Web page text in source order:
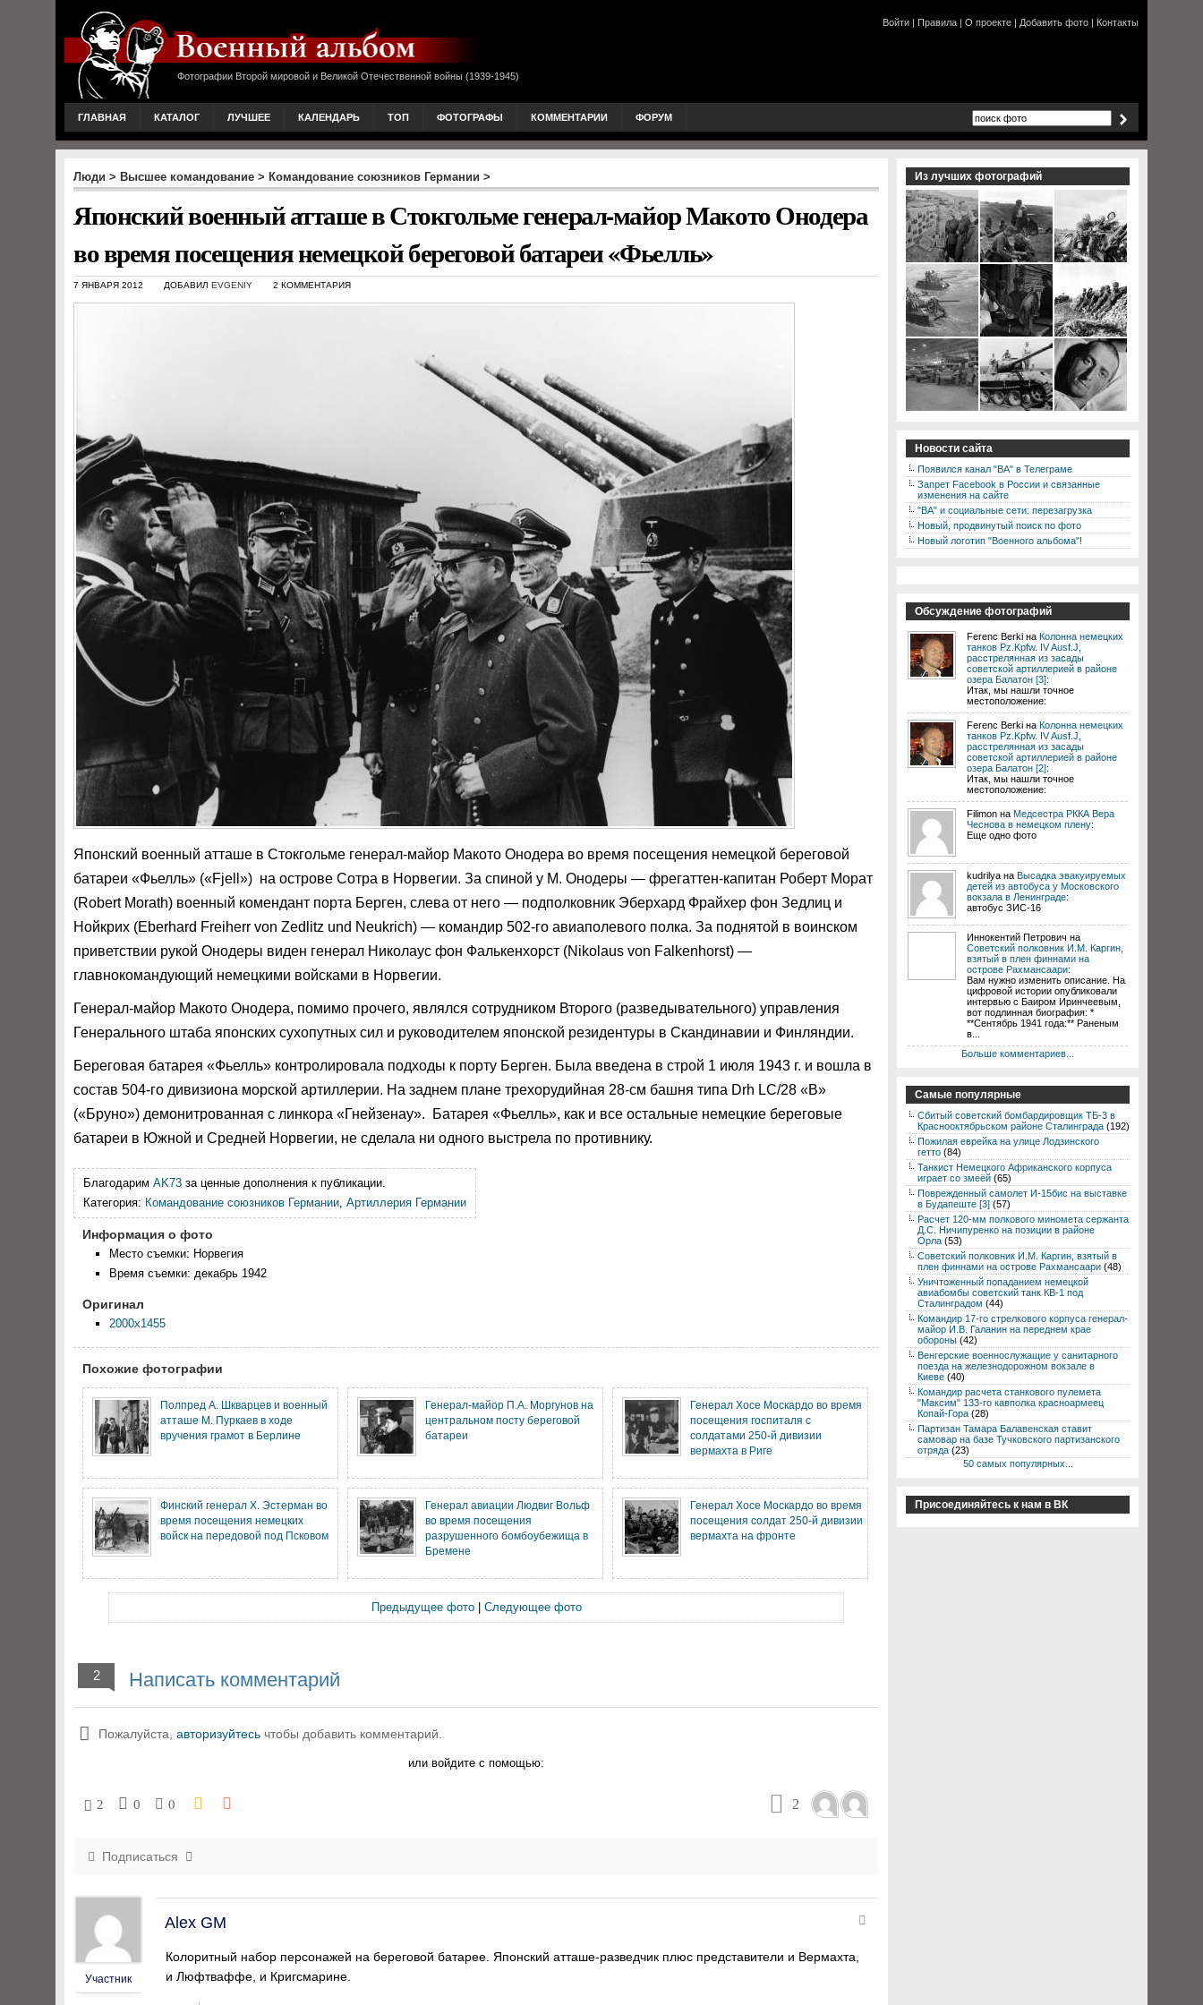
Фотографии Второй мировой и Великой Отечественной войны (1939-1945)
Войти | Правила | О проекте | Добавить фото | Контакты
ГЛАВНАЯ КАТАЛОГ ЛУЧШЕЕ КАЛЕНДАРЬ ТОП ФОТОГРАФЫ КОММЕНТАРИИ ФОРУМ
Люди > Высшее командование > Командование союзников Германии >
Японский военный атташе в Стокгольме генерал-майор Макото Онодера
во время посещения немецкой береговой батареи «Фьелль»
7 ЯНВАРЯ 2012 ДОБАВИЛ EVGENIY 2 КОММЕНТАРИЯ
Японский военный атташе в Стокгольме генерал-майор Макото Онодера во время посещения немецкой береговой
батареи «Фьелль» («Fjell») на острове Сотра в Норвегии. За спиной у М. Онодеры — фрегаттен-капитан Роберт Морат
(Robert Morath) военный комендант порта Берген, слева от него — подполковник Эберхард Фрайхер фон Зедлиц и
Нойкрих (Eberhard Freiherr von Zedlitz und Neukrich) — командир 502-го авиаполевого полка. За поднятой в воинском
приветствии рукой Онодеры виден генерал Николаус фон Фалькенхорст (Nikolaus von Falkenhorst) —
главнокомандующий немецкими войсками в Норвегии.
Генерал-майор Макото Онодера, помимо прочего, являлся сотрудником Второго (разведывательного) управления
Генерального штаба японских сухопутных сил и руководителем японской резидентуры в Скандинавии и Финляндии.
Береговая батарея «Фьелль» контролировала подходы к порту Берген. Была введена в строй 1 июля 1943 г. и вошла в
состав 504‑го дивизиона морской артиллерии. На заднем плане трехорудийная 28‑см башня типа Drh LC/28 «В»
(«Бруно») демонитрованная с линкора «Гнейзенау». Батарея «Фьелль», как и все остальные немецкие береговые
батареи в Южной и Средней Норвегии, не сделала ни одного выстрела по противнику.
Благодарим AK73 за ценные дополнения к публикации.
Категория: Командование союзников Германии, Артиллерия Германии
Информация о фото
Место съемки: Норвегия
Время съемки: декабрь 1942
Оригинал
2000x1455
Похожие фотографии
Полпред А. Шкварцев и военный
атташе М. Пуркаев в ходе
вручения грамот в Берлине
Генерал-майор П.А. Моргунов на
центральном посту береговой
батареи
Генерал Хосе Москардо во время
посещения госпиталя с
солдатами 250-й дивизии
вермахта в Риге
Финский генерал Х. Эстерман во
время посещения немецких
войск на передовой под Псковом
Генерал авиации Людвиг Вольф
во время посещения
разрушенного бомбоубежища в
Бремене
Генерал Хосе Москардо во время
посещения солдат 250-й дивизии
вермахта на фронте
Предыдущее фото| Следующее фото
2 Написать комментарий
Пожалуйста, авторизуйтесь чтобы добавить комментарий.
или войдите с помощью:
2 0 0 2
Подписаться
Участник
Alex GM
Колоритный набор персонажей на береговой батарее. Японский атташе-разведчик плюс представители и Вермахта,
и Люфтваффе, и Кригсмарине.
Из лучших фотографий
Новости сайта
Появился канал "ВА" в Телеграме
Запрет Facebook в России и связанные
изменения на сайте
"ВА" и социальные сети: перезагрузка
Новый, продвинутый поиск по фото
Новый логотип "Военного альбома"!
Обсуждение фотографий
Ferenc Berki на Колонна немецких
танков Pz.Kpfw. IV Ausf.J,
расстрелянная из засады
советской артиллерией в районе
озера Балатон [3]:
Итак, мы нашли точное
местоположение:
Ferenc Berki на Колонна немецких
танков Pz.Kpfw. IV Ausf.J,
расстрелянная из засады
советской артиллерией в районе
озера Балатон [2]:
Итак, мы нашли точное
местоположение:
Filimon на Медсестра РККА Вера
Чеснова в немецком плену:
Еще одно фото
kudrilya на Высадка эвакуируемых
детей из автобуса у Московского
вокзала в Ленинграде:
автобус ЗИС-16
Иннокентий Петрович на
Советский полковник И.М. Каргин,
взятый в плен финнами на
острове Рахмансаари:
Вам нужно изменить описание. На
цифровой истории опубликовали
интервью с Баиром Иринчеевым,
вот подлинная биография: *
**Сентябрь 1941 года:** Раненым
в...
Больше комментариев...
Самые популярные
Сбитый советский бомбардировщик ТБ-3 в
Краснооктябрьском районе Сталинграда (192)
Пожилая еврейка на улице Лодзинского
гетто (84)
Танкист Немецкого Африканского корпуса
играет со змеёй (65)
Поврежденный самолет И-15бис на выставке
в Будапеште [3] (57)
Расчет 120-мм полкового миномета сержанта
Д.С. Ничипуренко на позиции в районе
Орла (53)
Советский полковник И.М. Каргин, взятый в
плен финнами на острове Рахмансаари (48)
Уничтоженный попаданием немецкой
авиабомбы советский танк КВ-1 под
Сталинградом (44)
Командир 17-го стрелкового корпуса генерал-
майор И.В. Галанин на переднем крае
обороны (42)
Венгерские военнослужащие у санитарного
поезда на железнодорожном вокзале в
Киеве (40)
Командир расчета станкового пулемета
"Максим" 133-го кавполка красноармеец
Копай-Гора (28)
Партизан Тамара Балавенская ставит
самовар на базе Тучковского партизанского
отряда (23)
50 самых популярных...
Присоединяйтесь к нам в ВК